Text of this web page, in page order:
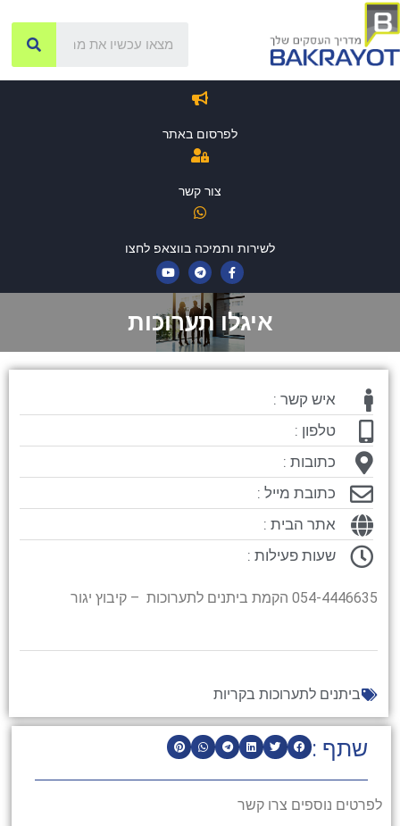
לפרסום באתר
צור קשר
לשירות ותמיכה בווצאפ לחצו
איגלו תערוכות
שתף :
לפרטים נוספים צרו קשר
איש קשר :
טלפון :
כתובות :
כתובת מייל :
אתר הבית :
שעות פעילות :
054-4446635 הקמת ביתנים לתערוכות – קיבוץ יגור
ביתנים לתערוכות בקריות